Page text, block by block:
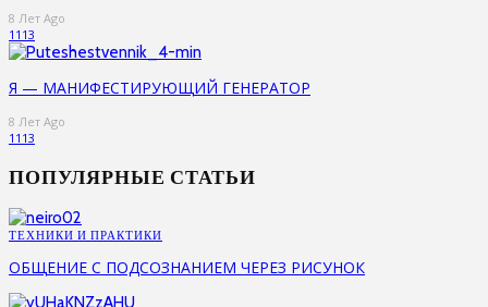
8 Лет Ago
1113
Я — МАНИФЕСТИРУЮЩИЙ ГЕНЕРАТОР
8 Лет Ago
1113
ПОПУЛЯРНЫЕ СТАТЬИ
ТЕХНИКИ И ПРАКТИКИ
ОБЩЕНИЕ С ПОДСОЗНАНИЕМ ЧЕРЕЗ РИСУНОК